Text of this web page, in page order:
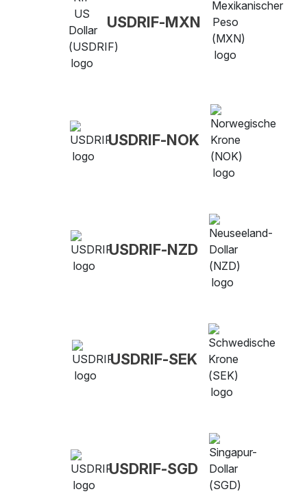
USDRIF-MXN
USDRIF-NOK
USDRIF-NZD
USDRIF-SEK
USDRIF-SGD